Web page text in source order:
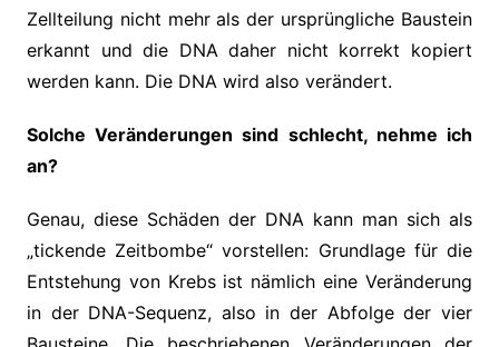
Zellteilung nicht mehr als der ursprüngliche Baustein
erkannt und die DNA daher nicht korrekt kopiert
werden kann. Die DNA wird also verändert.
Solche Veränderungen sind schlecht, nehme ich
an?
Genau, diese Schäden der DNA kann man sich als
„tickende Zeitbombe“ vorstellen: Grundlage für die
Entstehung von Krebs ist nämlich eine Veränderung
in der DNA-Sequenz, also in der Abfolge der vier